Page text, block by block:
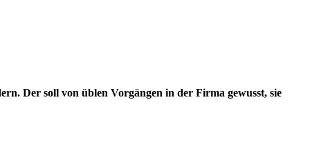
Der soll von üblen Vorgängen in der Firma gewusst, sie